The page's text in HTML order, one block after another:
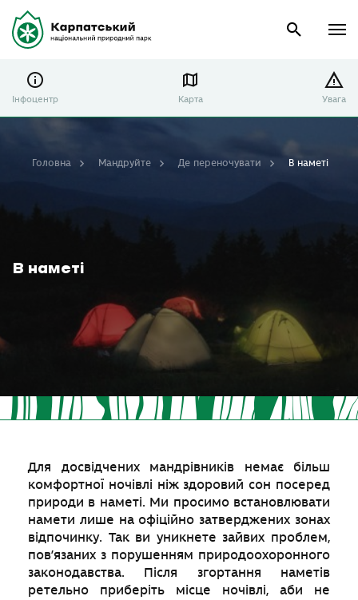
Інфоцентр Карта Увага
В наметі
Головна Мандруйте Де переночувати В наметі
Для досвідчених мандрівників немає більш
комфортної ночівлі ніж здоровий сон посеред
природи в наметі. Ми просимо встановлювати
намети лише на офіційно затверджених зонах
відпочинку. Так ви уникнете зайвих проблем,
пов’язаних з порушенням природоохоронного
законодавства. Після згортання наметів
ретельно приберіть місце ночівлі, аби не